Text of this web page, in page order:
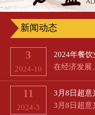
新闻动态
3
2024-10
11
2024-3